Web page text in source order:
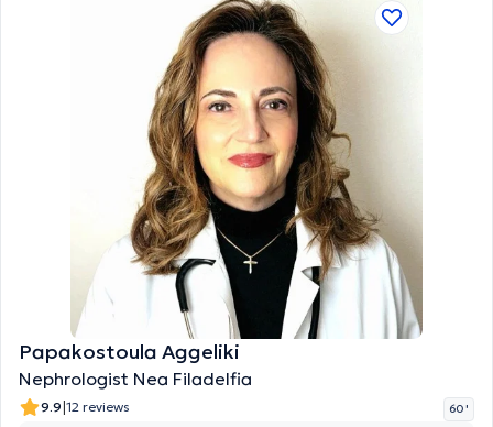
Papakostoula Aggeliki
Nephrologist Nea Filadelfia
9.9|12 reviews 60 '